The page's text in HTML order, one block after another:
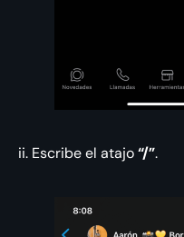
ii. Escribe el atajo“/”.